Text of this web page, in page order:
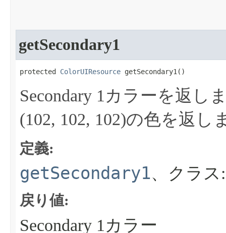
getSecondary1
protected ColorUIResource getSecondary1​()
Secondary 1カラーを返し
(102, 102, 102)の色を返し
定義:
getSecondary1、クラ
戻り値:
Secondary 1カラー